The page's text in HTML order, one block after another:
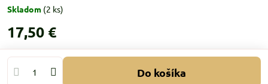
Skladom (2 ks)
17,50 €
Do košíka